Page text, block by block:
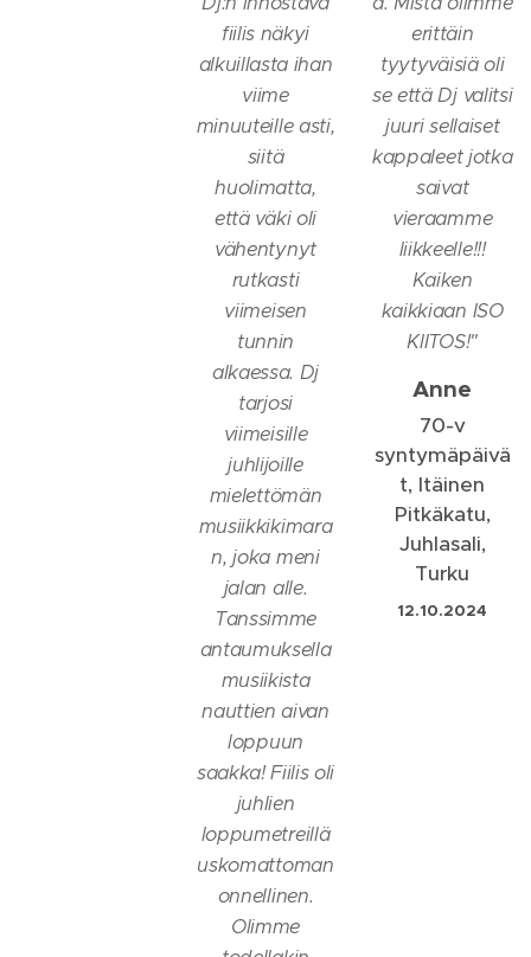
fiilis näkyi
alkuillasta ihan
viime
minuuteille asti,
siitä
huolimatta,
että väki oli
vähentynyt
rutkasti
viimeisen
tunnin
alkaessa. Dj
tarjosi
viimeisille
juhlijoille
mielettömän
musiikkikimara
n, joka meni
jalan alle.
Tanssimme
antaumuksella
musiikista
nauttien aivan
loppuun
saakka! Fiilis oli
juhlien
loppumetreillä
uskomattoman
onnellinen.
Olimme
erittäin
tyytyväisiä oli
se että Dj valitsi
juuri sellaiset
kappaleet jotka
saivat
vieraamme
liikkeelle!!!
Kaiken
kaikkiaan ISO
KIITOS!"
Anne
70-v
syntymäpäivä
t, Itäinen
Pitkäkatu,
Juhlasali,
Turku
12.10.2024